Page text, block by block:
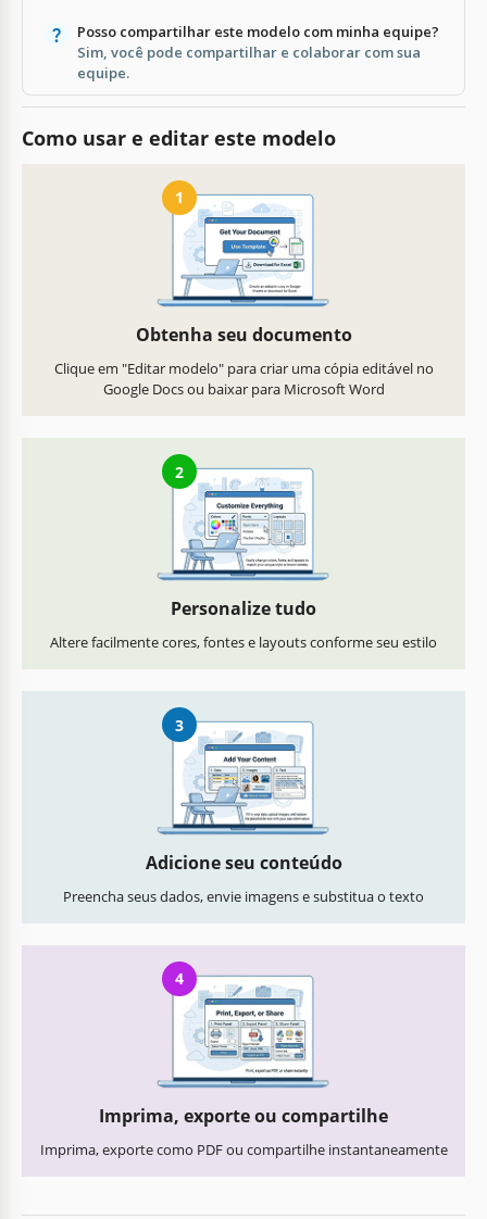
Posso compartilhar este modelo com minha equipe?
Sim, você pode compartilhar e colaborar com sua
equipe.
Como usar e editar este modelo
1
Obtenha seu documento
Clique em "Editar modelo" para criar uma cópia editável no
Google Docs ou baixar para Microsoft Word
2
Personalize tudo
Altere facilmente cores, fontes e layouts conforme seu estilo
3
Adicione seu conteúdo
Preencha seus dados, envie imagens e substitua o texto
4
Imprima, exporte ou compartilhe
Imprima, exporte como PDF ou compartilhe instantaneamente